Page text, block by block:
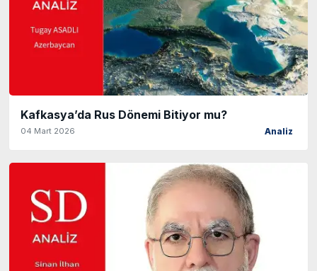
Kafkasya’da Rus Dönemi Bitiyor mu?
04 Mart 2026 Analiz